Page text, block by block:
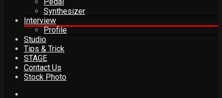
Synthesizer
Interview
Profile
Studio
Tips & Trick
STAGE
Contact Us
Stock Photo